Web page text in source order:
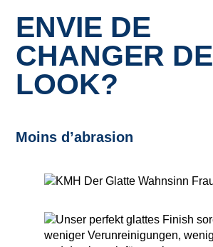
ENVIE DE
CHANGER DE
LOOK?
Moins d’abrasion